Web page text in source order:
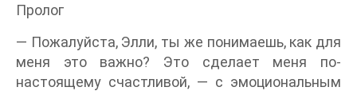
Пролог
— Пожалуйста, Элли, ты же понимаешь, как для
меня это важно? Это сделает меня по-
настоящему счастливой, — с эмоциональным